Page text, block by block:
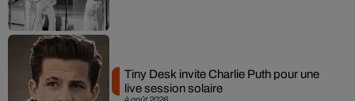
Tiny Desk invite Charlie Puth pour une
live session solaire